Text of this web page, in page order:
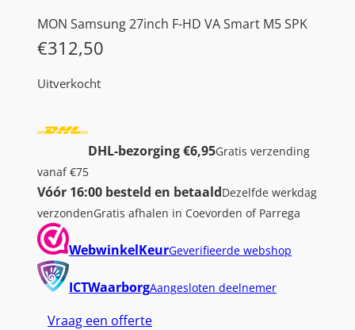
MON Samsung 27inch F-HD VA Smart M5 SPK
€312,50
Uitverkocht
DHL-bezorging €6,95Gratis verzending
vanaf €75
Vóór 16:00 besteld en betaaldDezelfde werkdag
verzondenGratis afhalen in Coevorden of Parrega
WebwinkelKeurGeverifieerde webshop
ICTWaarborgAangesloten deelnemer
Vraag een offerte